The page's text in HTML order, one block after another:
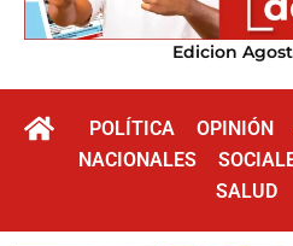
Edicion
POLÍTICA OPINIÓN
NACIONALES
SALUD